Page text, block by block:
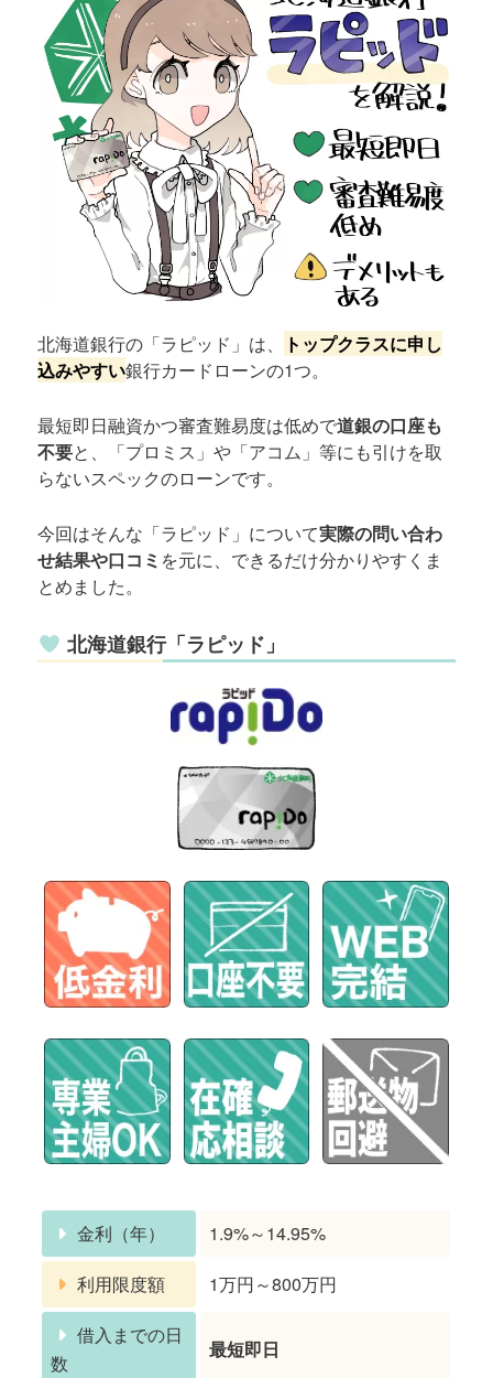
北海道銀行の「ラピッド」は、
トップクラスに申し
込みやすい銀行カードローンの1つ。
最短即日融資かつ審査難易度は低めで道銀の口座も
不要と、「プロミス」や「アコム」等にも引けを取
らないスペックのローンです。
今回はそんな「ラピッド」について実際の問い合わ
せ結果や口コミ を元に、できるだけ分かりやすくま
とめました。
北海道銀行「ラピッド」
金利（年）
1.9%～14.95%
利用限度額
1万円～800万円
借入までの日
数
最短即日